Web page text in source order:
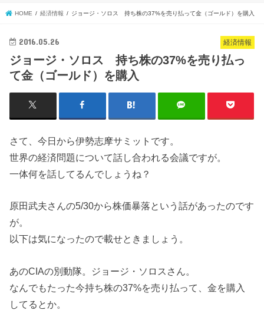
HOME 経済情報 ジョージ・ソロス 持ち株の37%を売り払って金（ゴールド）を購入
経済情報
2016.05.26
ジョージ・ソロス 持ち株の37%を売り払っ
て金（ゴールド）を購入
さて、今日から伊勢志摩サミットです。
世界の経済問題について話し合われる会議ですが。
一体何を話してるんでしょうね？
原田武夫さんの5/30から株価暴落という話があったのです
が。
以下は気になったので載せときましょう。
あのCIAの別動隊。ジョージ・ソロスさん。
なんでもたった今持ち株の37%を売り払って、金を購入
してるとか。